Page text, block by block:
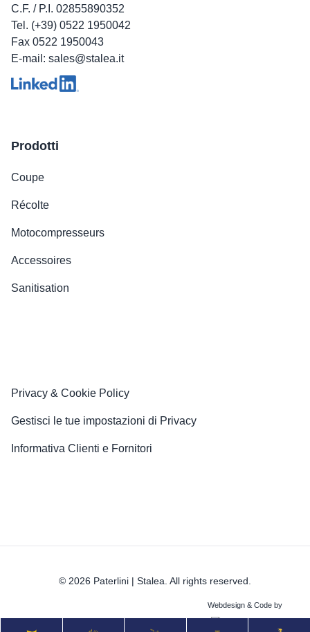
C.F. / P.I. 02855890352
Tel. (+39) 0522 1950042
Fax 0522 1950043
E-mail: sales@stalea.it
Prodotti
Coupe
Récolte
Motocompresseurs
Accessoires
Sanitisation
Privacy & Cookie Policy
Gestisci le tue impostazioni di Privacy
Informativa Clienti e Fornitori
© 2026 Paterlini | Stalea. All rights reserved.
Webdesign & Code by